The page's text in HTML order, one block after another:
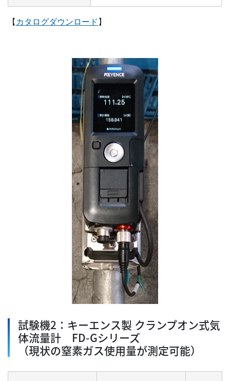
【 カタログダウンロード 】
試験機2：キーエンス製 クランプオン式気
体流量計 FD-Gシリーズ
（現状の窒素ガス使用量が測定可能）